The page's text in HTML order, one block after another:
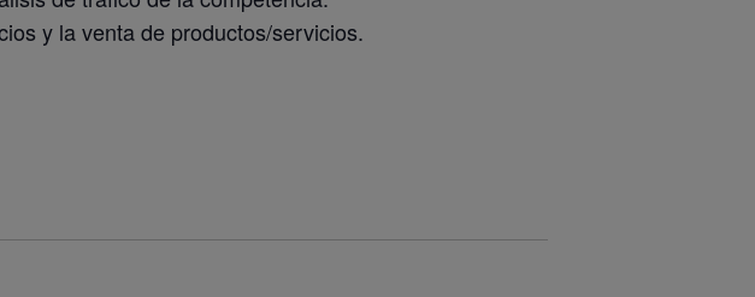
y la venta de productos/servicios.